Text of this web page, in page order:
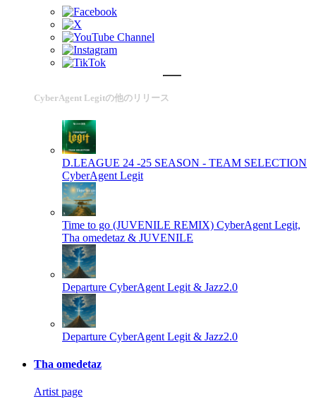
CyberAgent Legitの他のリリース
D.LEAGUE 24 -25 SEASON - TEAM SELECTION
CyberAgent Legit
Time to go (JUVENILE REMIX) CyberAgent Legit,
Tha omedetaz & JUVENILE
Departure CyberAgent Legit & Jazz2.0
Departure CyberAgent Legit & Jazz2.0
Tha omedetaz
Artist page